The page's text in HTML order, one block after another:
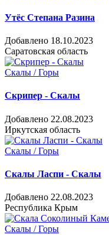
Утёс Степана Разина
Добавлено 18.10.2023
Саратовская область
Скалы / Горы
Скрипер - Скалы
Добавлено 22.08.2023
Иркутская область
Скалы / Горы
Скалы Ласпи - Скалы
Добавлено 22.08.2023
Республика Крым
Скалы / Горы